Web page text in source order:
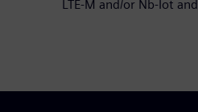
LTE-M and/or Nb-Iot